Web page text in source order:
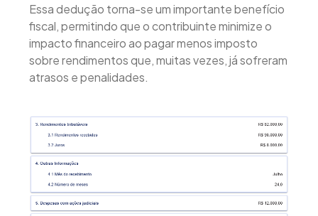
Essa dedução torna-se um importante benefício
fiscal, permitindo que o contribuinte minimize o
impacto financeiro ao pagar menos imposto
sobre rendimentos que, muitas vezes, já sofreram
atrasos e penalidades.